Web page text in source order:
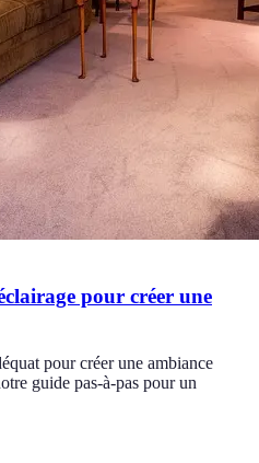
pour créer une
pour créer une ambiance
guide pas-à-pas pour un